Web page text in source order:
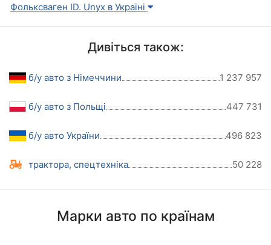
Фольксваген ID. Unyx в Україні
Дивіться також:
б/у авто з Німеччини 1 237 957
б/у авто з Польщі 447 731
б/у авто України 496 823
трактора, спецтехніка 50 228
Марки авто по країнам